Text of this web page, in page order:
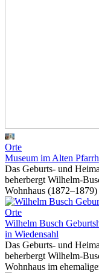
Orte
Museum im Alten
Das Geburts- und
beherbergt Wilhelm-
Wohnhaus
Orte
Wilhelm Busch
in Wiedensahl
Das Geburts- und
beherbergt Wilhelm-
Wohnhaus im